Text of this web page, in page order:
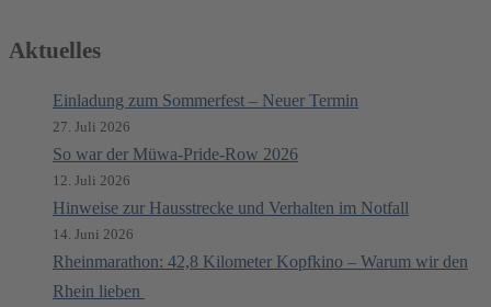
Aktuelles
Einladung zum Sommerfest – Neuer Termin
27. Juli 2026
So war der Müwa-Pride-Row 2026
12. Juli 2026
Hinweise zur Hausstrecke und Verhalten im Notfall
14. Juni 2026
Rheinmarathon: 42,8 Kilometer Kopfkino – Warum wir den
Rhein lieben